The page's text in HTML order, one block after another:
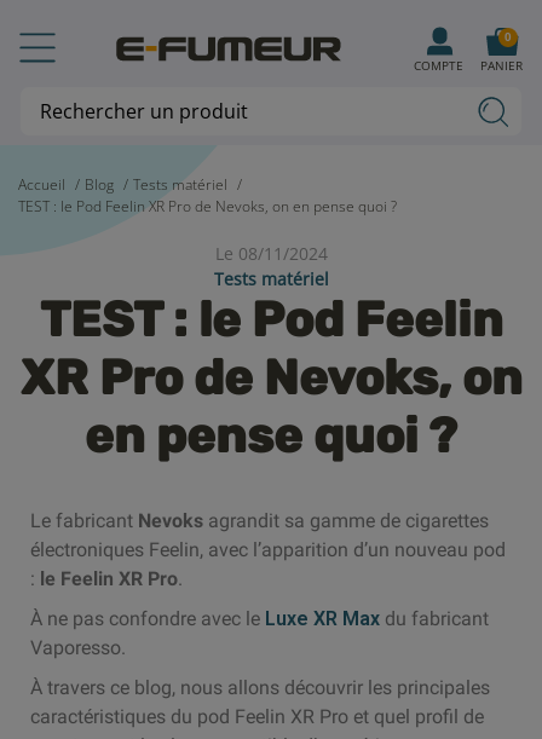
Accueil Blog
Tests matériel
TEST : le Pod Feelin XR Pro de Nevoks, on en pense quoi ?
Le 08/11/2024
Tests matériel
TEST : le Pod Feelin
XR Pro de Nevoks, on
en pense quoi ?
Le fabricant Nevoks agrandit sa gamme de cigarettes
électroniques Feelin, avec l’apparition d’un nouveau pod
: le Feelin XR Pro.
À ne pas confondre avec le Luxe XR Max du fabricant
Vaporesso.
À travers ce blog, nous allons découvrir les principales
caractéristiques du pod Feelin XR Pro et quel profil de
COMPTE PANIER
0